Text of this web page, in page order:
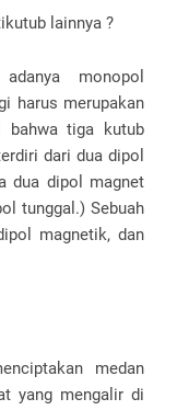
lainnya ?
monopol
harus merupakan
bahwa tiga kutub
dari dua dipol
dua dipol magnet
tunggal.) Sebuah
magnetik, dan
medan
yang mengalir di